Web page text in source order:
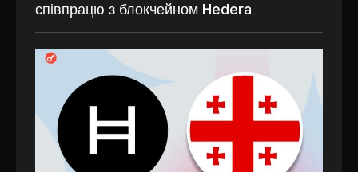
співпрацю з блокчейном Hedera